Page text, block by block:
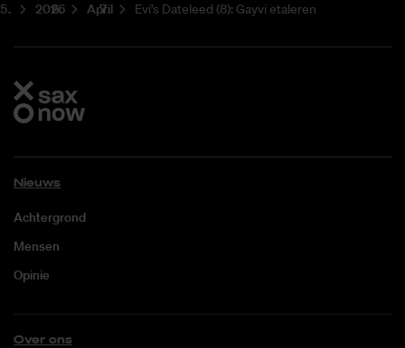
2026
April Evi’s Dateleed (8): Gayvi etaleren
Nieuws
Achtergrond
Mensen
Opinie
Over ons